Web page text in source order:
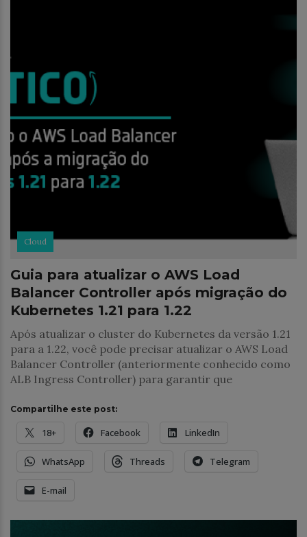
Cloud
Guia para atualizar o AWS Load
Balancer Controller após migração do
Kubernetes 1.21 para 1.22
Após atualizar o cluster do Kubernetes da versão 1.21
para a 1.22, você pode precisar atualizar o AWS Load
Balancer Controller (anteriormente conhecido como
ALB Ingress Controller) para garantir que
Compartilhe este post:
18+ Facebook LinkedIn
WhatsApp Threads Telegram
E-mail